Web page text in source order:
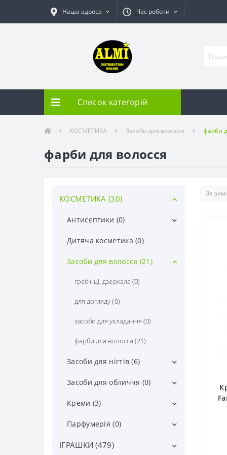
Наша адреса Час роботи
Список категорій
КОСМЕТИКА Засоби для волосся фарби
фарби для волосся
ІГРАШКИ (479)
КОСМЕТИКА (30)
Антисептики (0)
антисептики (0)
Дитяча косметика (0)
Засоби для волосся (21)
гребінці, дзеркала (0)
для догляду (0)
засоби для укладання (0)
фарби для волосся (21)
Засоби для нігтів (6)
інструменти для манікюра (4)
засоби для зняття лаку (2)
лаки (0)
Засоби для обличчя (0)
для макіяжу (0)
Креми (3)
креми (3)
Парфумерія (0)
дитяча парфумерія (0)